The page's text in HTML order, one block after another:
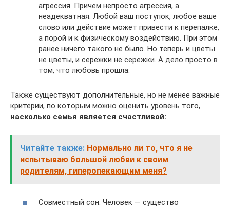
агрессия. Причем непросто агрессия, а
неадекватная. Любой ваш поступок, любое ваше
слово или действие может привести к перепалке,
а порой и к физическому воздействию. При этом
ранее ничего такого не было. Но теперь и цветы
не цветы, и сережки не сережки. А дело просто в
том, что любовь прошла.
Также существуют дополнительные, но не менее важные
критерии, по которым можно оценить уровень того,
насколько семья является счастливой:
Читайте также: Нормально ли то, что я не
испытываю большой любви к своим
родителям, гиперопекающим меня?
Совместный сон. Человек — существо